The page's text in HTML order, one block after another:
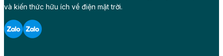
và kiến thức hữu ích về điện mặt trời.